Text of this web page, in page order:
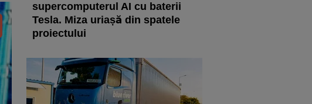
supercomputerul AI cu baterii
Tesla. Miza uriașă din spatele
proiectului